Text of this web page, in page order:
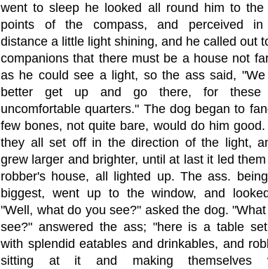
went to sleep he looked all round him to the
points of the compass, and perceived
distance a little light shining, and he called out
companions that there must be a house not
as he could see a light, so the ass said, "We
better get up and go there, for these
uncomfortable quarters." The dog began to
few bones, not quite bare, would do him good.
they all set off in the direction of the light,
grew larger and brighter, until at last it led
robber's house, all lighted up. The ass.
biggest, went up to the window, and
"Well, what do you see?" asked the dog.
see?" answered the ass; "here is a table
with splendid eatables and drinkables, and
sitting at it and making themselves